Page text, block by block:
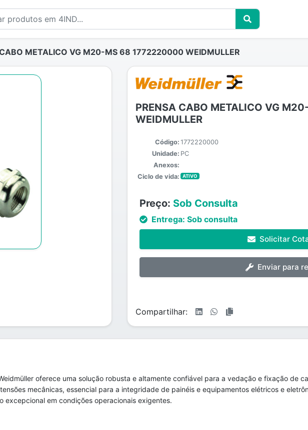
METALICO VG M20-MS 68 1772220000 WEIDMULLER
PRENSA CABO METALICO VG
WEIDMULLER
Código: 1772220000
Unidade: PC
Anexos:
Ciclo de vida:
ATIVO
Preço: Sob Consulta
Entrega: Sob consulta
Solicitar
Enviar para
Compartilhar:
oferece uma solução robusta e altamente confiável para a vedação e fixação de
mecânicas, essencial para a integridade de painéis e equipamentos elétricos e
excepcional em condições operacionais exigentes.